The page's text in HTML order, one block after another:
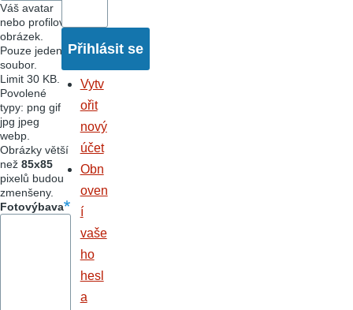
Váš avatar
nebo profilový
obrázek.
Pouze jeden
soubor.
Limit 30 KB.
Povolené
typy: png gif
jpg jpeg
webp.
Obrázky větší
než 85x85
pixelů budou
zmenšeny.
Fotovýbava
Vytv
ořit
nový
účet
Obn
oven
í
vaše
ho
hesl
a